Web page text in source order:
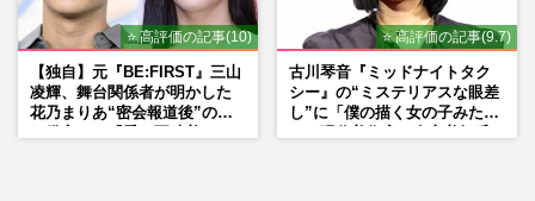
⭐ 高評価の記事(10)
【独自】元『BE:FIRST』三山
凌輝、舞台関係者が明かした
花乃まりあ“密会報道後”の呆
⭐ 高評価の記事(9.7)
古川琴音『ミッドナイトタク
シー』の“ミステリアスな眼差
し”に「僕の描く女の子みた